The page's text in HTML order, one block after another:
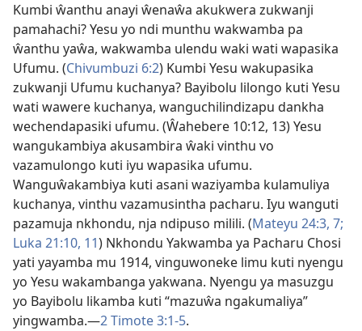
Kumbi ŵanthu anayi ŵenaŵa akukwera zukwanji
pamahachi? Yesu yo ndi munthu wakwamba pa
ŵanthu yaŵa, wakwamba ulendu waki wati wapasika
Ufumu. (Chivumbuzi 6:2) Kumbi Yesu wakupasika
zukwanji Ufumu kuchanya? Bayibolu lilongo kuti Yesu
wati wawere kuchanya, wanguchilindizapu dankha
wechendapasiki ufumu. (Ŵahebere 10:12, 13) Yesu
wangukambiya akusambira ŵaki vinthu vo
vazamulongo kuti iyu wapasika ufumu.
Wanguŵakambiya kuti asani waziyamba kulamuliya
kuchanya, vinthu vazamusintha pacharu. Iyu wanguti
pazamuja nkhondu, nja ndipuso milili. (Mateyu 24:3, 7;
Luka 21:10, 11) Nkhondu Yakwamba ya Pacharu Chosi
yati yayamba mu 1914, vinguwoneke limu kuti nyengu
yo Yesu wakambanga yakwana. Nyengu ya masuzgu
yo Bayibolu likamba kuti “mazuŵa ngakumaliya”
yingwamba.—2 Timote 3:1-5.